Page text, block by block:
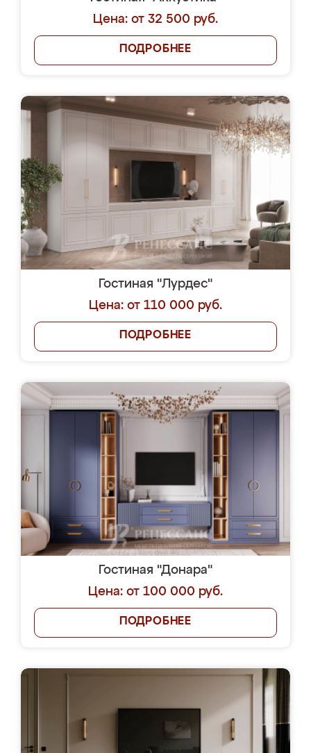
Цена: от 32 500 руб.
ПОДРОБНЕЕ
Гостиная "Лурдес"
Цена: от 110 000 руб.
ПОДРОБНЕЕ
Гостиная "Донара"
Цена: от 100 000 руб.
ПОДРОБНЕЕ